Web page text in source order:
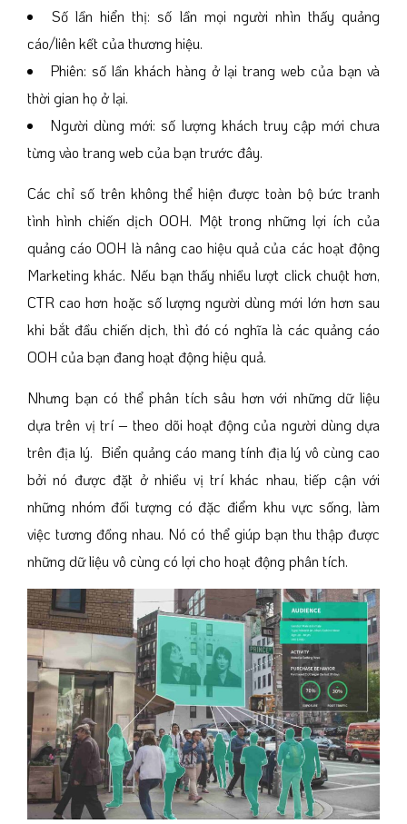
Số lần hiển thị: số lần mọi người nhìn thấy quảng
cáo/liên kết của thương hiệu.
Phiên: số lần khách hàng ở lại trang web của bạn và
thời gian họ ở lại.
Người dùng mới: số lượng khách truy cập mới chưa
từng vào trang web của bạn trước đây.
Các chỉ số trên không thể hiện được toàn bộ bức tranh
tình hình chiến dịch OOH. Một trong những lợi ích của
quảng cáo OOH là nâng cao hiệu quả của các hoạt động
Marketing khác. Nếu bạn thấy nhiều lượt click chuột hơn,
CTR cao hơn hoặc số lượng người dùng mới lớn hơn sau
khi bắt đầu chiến dịch, thì đó có nghĩa là các quảng cáo
OOH của bạn đang hoạt động hiệu quả.
Nhưng bạn có thể phân tích sâu hơn với những dữ liệu
dựa trên vị trí – theo dõi hoạt động của người dùng dựa
trên địa lý. Biển quảng cáo mang tính địa lý vô cùng cao
bởi nó được đặt ở nhiều vị trí khác nhau, tiếp cận với
những nhóm đối tượng có đặc điểm khu vực sống, làm
việc tương đồng nhau. Nó có thể giúp bạn thu thập được
những dữ liệu vô cùng có lợi cho hoạt động phân tích.